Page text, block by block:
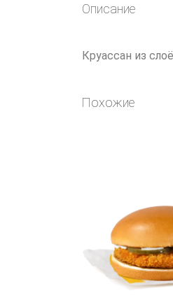
Описание
Круассан из
Похожие